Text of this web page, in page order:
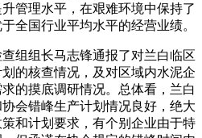
管理水平，在艰难环境中保持了
全国行业平均水平的经营业绩。
组长马志锋通报了对兰白临区
的核查情况，及对区域内水泥企
的摸底调研情况。总体看，兰白
会错峰生产计划情况良好，绝大
和计划要求，有个别企业由于特